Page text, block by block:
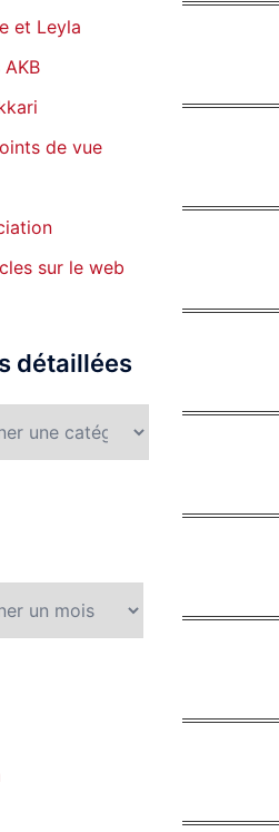
irakien
et Leyla
de vue
sur le web
détaillées